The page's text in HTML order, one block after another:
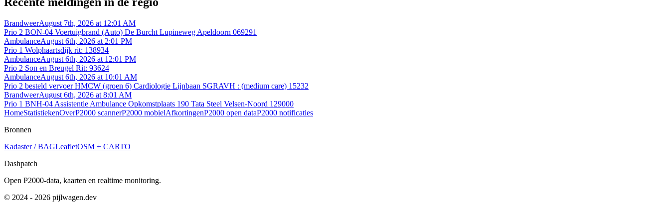
BrandweerAugust 7th, 2026 at 12:01 AM
Prio 2 BON-04 Voertuigbrand (Auto) De Burcht Lupineweg Apeldoorn 069291
AmbulanceAugust 6th, 2026 at 2:01 PM
Prio 1 Wolphaartsdijk rit: 138934
AmbulanceAugust 6th, 2026 at 12:01 PM
Prio 2 Son en Breugel Rit: 93624
AmbulanceAugust 6th, 2026 at 10:01 AM
Prio 2 besteld vervoer HMCW (groen 6) Cardiologie Lijnbaan SGRAVH : (medium care) 15232
BrandweerAugust 6th, 2026 at 8:01 AM
Prio 1 BNH-04 Assistentie Ambulance Opkomstplaats 190 Tata Steel Velsen-Noord 129000
HomeStatistiekenOverP2000 scannerP2000 mobielAfkortingenP2000 open dataP2000 notificaties
Bronnen
Kadaster / BAGLeafletOSM + CARTO
Dashpatch
Open P2000-data, kaarten en realtime monitoring.
© 2024 - 2026 pijlwagen.dev